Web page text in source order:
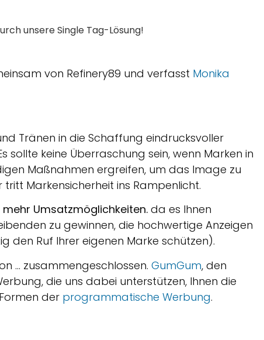
unsere Single Tag-Lösung!
von Refinery89 und verfasst Monika
Tränen in die Schaffung eindrucksvoller
sollte keine Überraschung sein, wenn Marken in
Maßnahmen ergreifen, um das Image zu
Markensicherheit ins Rampenlicht.
Umsatzmöglichkeiten. da es Ihnen
zu gewinnen, die hochwertige Anzeigen
den Ruf Ihrer eigenen Marke schützen).
... zusammengeschlossen. GumGum, den
die uns dabei unterstützen, Ihnen die
der programmatische Werbung.